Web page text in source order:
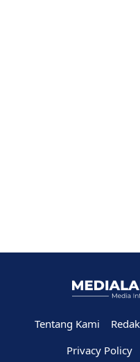
Tentang Kami
Privacy Policy